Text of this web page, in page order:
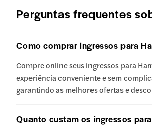
Perguntas frequentes
Como comprar ingressos para
Compre online seus ingressos para
experiência conveniente e sem
garantindo as melhores ofertas e
Quanto custam os ingressos